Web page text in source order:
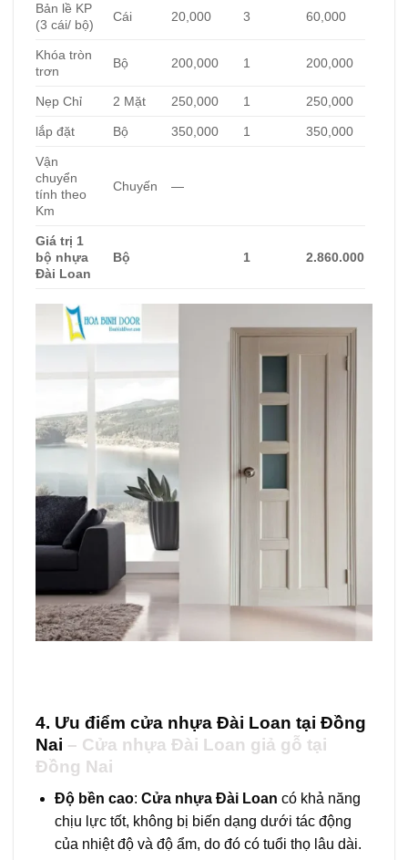
Bản lề KP
(3 cái/ bộ)
Cái 20,000 3 60,000
Khóa tròn
trơn
Bộ 200,000 1 200,000
Nẹp Chỉ 2 Mặt 250,000 1 250,000
lắp đặt Bộ 350,000 1 350,000
Vận
chuyển
tính theo
Km
Chuyến —
Giá trị 1
bộ nhựa
Đài Loan
Bộ 1 2.860.000
4. Ưu điểm cửa nhựa Đài Loan tại Đồng
Nai – Cửa nhựa Đài Loan giả gỗ tại
Đồng Nai
Độ bền cao: Cửa nhựa Đài Loan có khả năng
chịu lực tốt, không bị biến dạng dưới tác động
của nhiệt độ và độ ẩm, do đó có tuổi thọ lâu dài.